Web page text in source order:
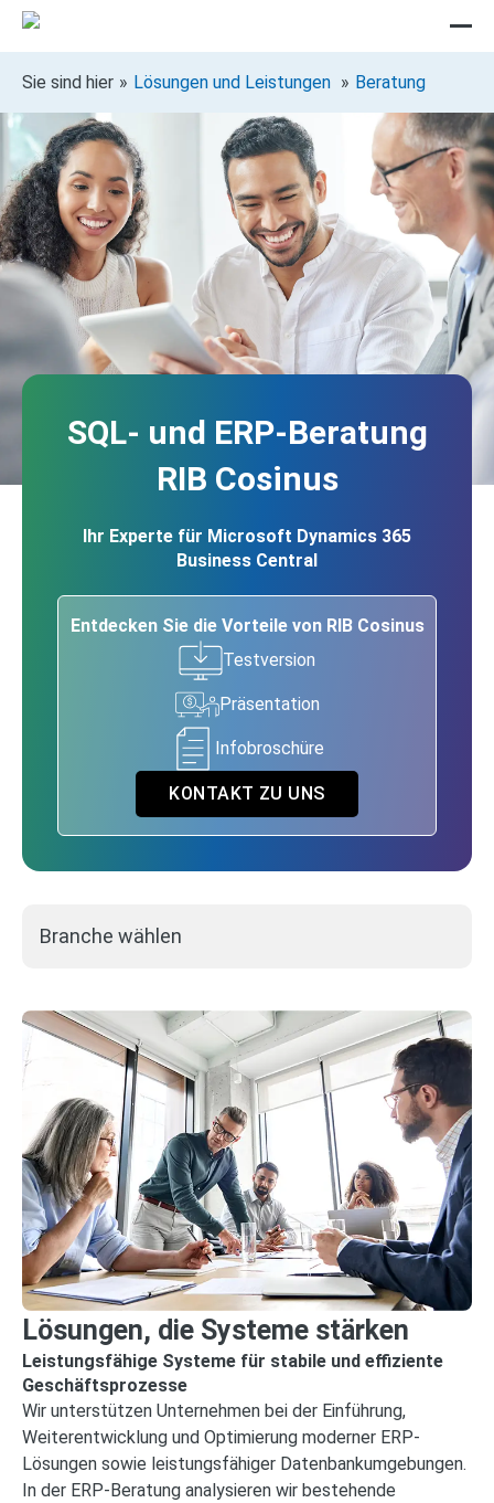
Sie sind hier Lösungen und Leistungen Beratung
SQL- und ERP-Beratung
RIB Cosinus
Ihr Experte für Microsoft Dynamics 365
Business Central
Entdecken Sie die Vorteile von RIB Cosinus
Testversion
Präsentation
Infobroschüre
KONTAKT ZU UNS
Branche wählen
Lösungen, die Systeme stärken
Leistungsfähige Systeme für stabile und effiziente
Geschäftsprozesse
Wir unterstützen Unternehmen bei der Einführung,
Weiterentwicklung und Optimierung moderner ERP-
Lösungen sowie leistungsfähiger Datenbankumgebungen.
In der ERP-Beratung analysieren wir bestehende